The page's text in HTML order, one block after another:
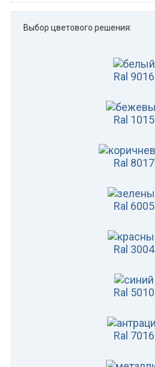
Выбор цветового решения:
Ral 9016
Ral 1015
Ral 8017
Ral 6005
Ral 3004
Ral 5010
Ral 7016